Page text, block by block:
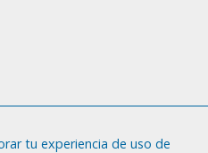
tu experiencia de uso de